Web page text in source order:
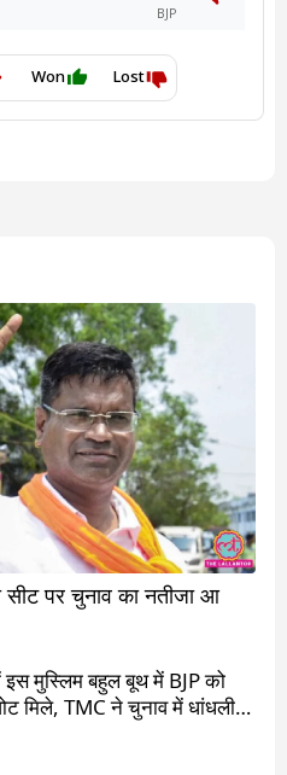
सीट पर चुनाव का नतीजा आ
इस मुस्लिम बहुल बूथ में BJP को
मिले, TMC ने चुनाव में धांधली